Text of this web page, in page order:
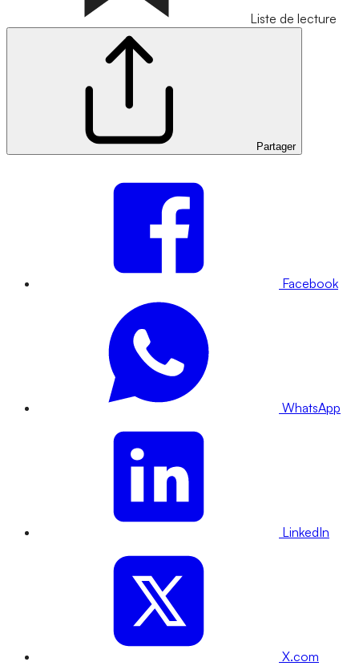
Liste de lecture
Partager
Facebook
WhatsApp
LinkedIn
X.com